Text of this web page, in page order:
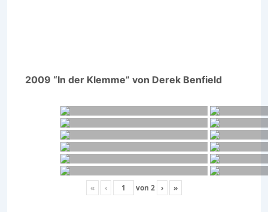
2009 “In der Klemme” von Derek Benfield
« ‹ von 2 › »